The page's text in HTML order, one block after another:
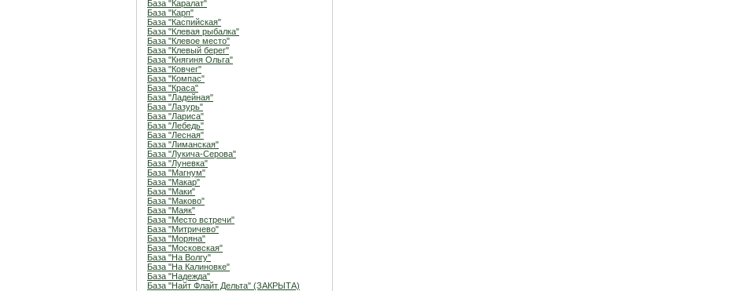
База "Каралат"
База "Карп"
База "Каспийская"
База "Клевая рыбалка"
База "Клевое место"
База "Клевый берег"
База "Княгиня Ольга"
База "Ковчег"
База "Компас"
База "Краса"
База "Ладейная"
База "Лазурь"
База "Лариса"
База "Лебедь"
База "Лесная"
База "Лиманская"
База "Лукича-Серова"
База "Луневка"
База "Магнум"
База "Макар"
База "Маки"
База "Маково"
База "Маяк"
База "Место встречи"
База "Митричево"
База "Моряна"
База "Московская"
База "На Волгу"
База "На Калиновке"
База "Надежда"
База "Найт Флайт Дельта" (ЗАКРЫТА)